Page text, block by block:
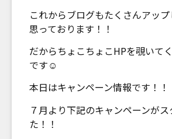
これからブログもたくさんアッ
思っております！！
だからちょこちょこHPを覗いて
です☺
本日はキャンペーン情報です！！
７月より下記のキャンペーンが
た！！